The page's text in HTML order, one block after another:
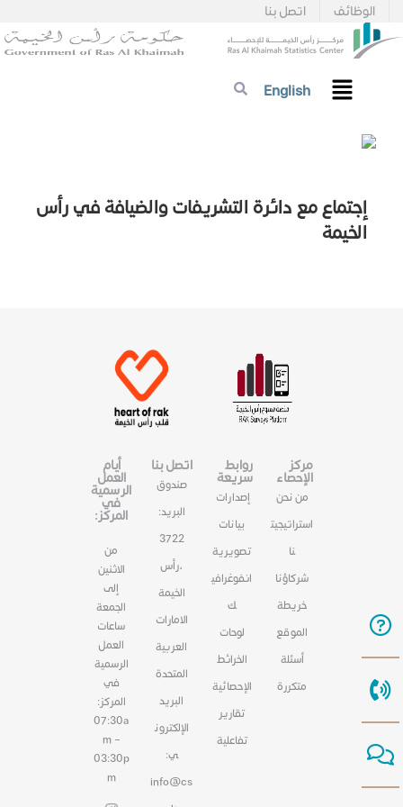
اتصل بنا الوظائف
English
إجتماع مع دائرة التشريفات والضيافة في رأس
الخيمة
مركز
الإحصاء
من نحن
استراتيجيت
نا
شركاؤنا
خريطة
الموقع
أسئلة
متكررة
روابط
سريعة
إصدارات
بيانات
تصويرية
انفوغرافي
ك
لوحات
الخرائط
الإحصائية
تقارير
تفاعلية
اتصل بنا
صندوق
البريد:
3722
،رأس
الخيمة
الامارات
العربية
المتحدة
البريد
الإلكترون
ي:
info@cs
أيام
العمل
الرسمية
في
المركز:
من
الاثنين
إلى
الجمعة
ساعات
العمل
الرسمية
في
المركز:
07:30a
m –
03:30p
m